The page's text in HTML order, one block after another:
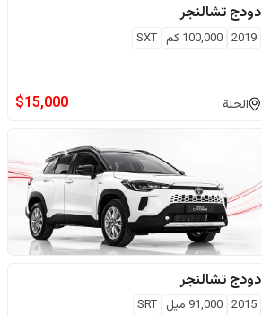
دودج تشالنجر
2019
100,000 كم SXT
الحلة $15,000
دودج تشالنجر
2015
91,000 ميل SRT